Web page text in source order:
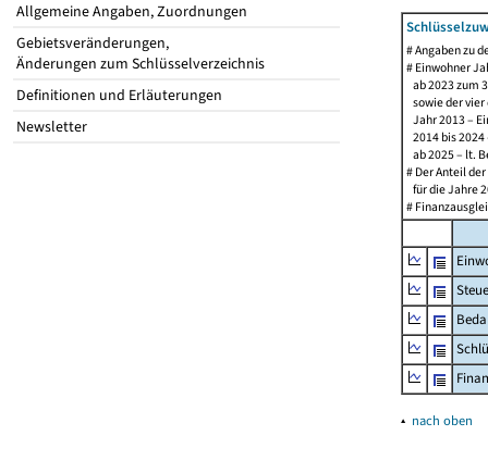
Allgemeine Angaben, Zuordnungen
Gebietsveränderungen,
Änderungen zum Schlüsselverzeichnis
Definitionen und Erläuterungen
Newsletter
# Angaben zu
# Einwohner
ab 2023 zum
sowie der vier
Jahr 2013 –
2014 bis
ab 2025 – lt.
# Der Anteil
für die Jahre
#
▴ nach oben